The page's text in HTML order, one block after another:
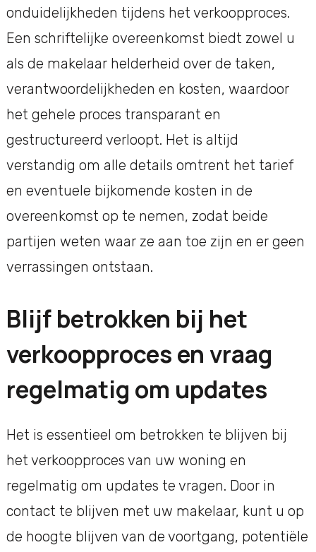
onduidelijkheden tijdens het verkoopproces.
Een schriftelijke overeenkomst biedt zowel u
als de makelaar helderheid over de taken,
verantwoordelijkheden en kosten, waardoor
het gehele proces transparant en
gestructureerd verloopt. Het is altijd
verstandig om alle details omtrent het tarief
en eventuele bijkomende kosten in de
overeenkomst op te nemen, zodat beide
partijen weten waar ze aan toe zijn en er geen
verrassingen ontstaan.
Blijf betrokken bij het
verkoopproces en vraag
regelmatig om updates
Het is essentieel om betrokken te blijven bij
het verkoopproces van uw woning en
regelmatig om updates te vragen. Door in
contact te blijven met uw makelaar, kunt u op
de hoogte blijven van de voortgang, potentiële